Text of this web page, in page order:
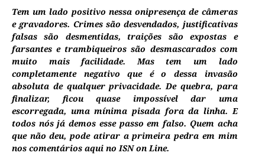
Tem um lado positivo nessa onipresença de câmeras
e gravadores. Crimes são desvendados, justificativas
falsas são desmentidas, traições são expostas e
farsantes e trambiqueiros são desmascarados com
muito mais facilidade. Mas tem um lado
completamente negativo que é o dessa invasão
absoluta de qualquer privacidade. De quebra, para
finalizar, ficou quase impossível dar uma
escorregada, uma mínima pisada fora da linha. E
todos nós já demos esse passo em falso. Quem acha
que não deu, pode atirar a primeira pedra em mim
nos comentários aqui no ISN on Line.